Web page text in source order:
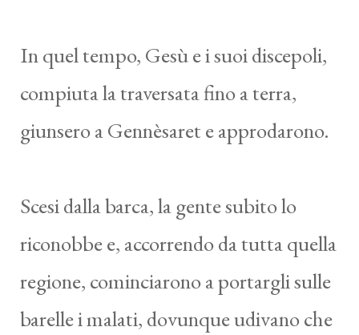
In quel tempo, Gesù e i suoi discepoli,
compiuta la traversata fino a terra,
giunsero a Gennèsaret e approdarono.
Scesi dalla barca, la gente subito lo
riconobbe e, accorrendo da tutta quella
regione, cominciarono a portargli sulle
barelle i malati, dovunque udivano che